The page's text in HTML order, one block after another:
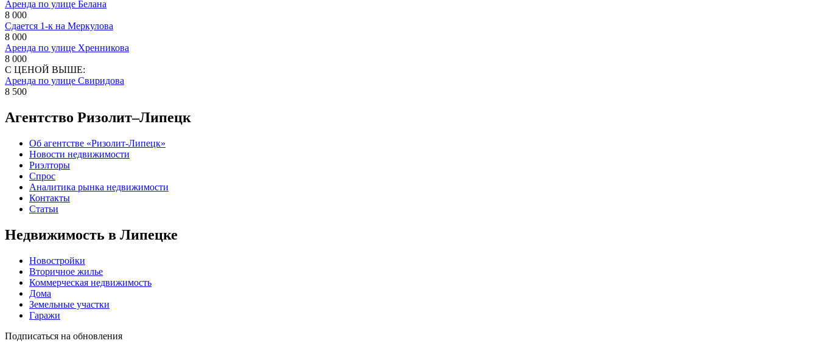
Аренда по улице Белана
8 000
Сдается 1-к на Меркулова
8 000
Аренда по улице Хренникова
8 000
С ЦЕНОЙ ВЫШЕ:
Аренда по улице Свиридова
8 500
Агентство Ризолит–Липецк
Об агентстве «Ризолит-Липецк»
Новости недвижимости
Риэлторы
Спрос
Аналитика рынка недвижимости
Контакты
Статьи
Недвижимость в Липецке
Новостройки
Вторичное жилье
Коммерческая недвижимость
Дома
Земельные участки
Гаражи
Подписаться на обновления